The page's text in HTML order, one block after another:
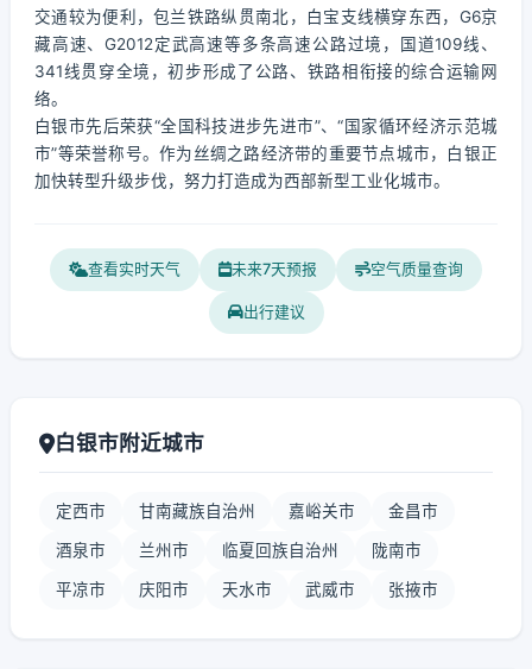
交通较为便利，包兰铁路纵贯南北，白宝支线横穿东西，G6京
藏高速、G2012定武高速等多条高速公路过境，国道109线、
341线贯穿全境，初步形成了公路、铁路相衔接的综合运输网
络。
白银市先后荣获“全国科技进步先进市”、“国家循环经济示范城
市”等荣誉称号。作为丝绸之路经济带的重要节点城市，白银正
加快转型升级步伐，努力打造成为西部新型工业化城市。
查看实时天气 未来7天预报 空气质量查询
出行建议
白银市附近城市
定西市 甘南藏族自治州 嘉峪关市 金昌市
酒泉市 兰州市 临夏回族自治州 陇南市
平凉市 庆阳市 天水市 武威市 张掖市